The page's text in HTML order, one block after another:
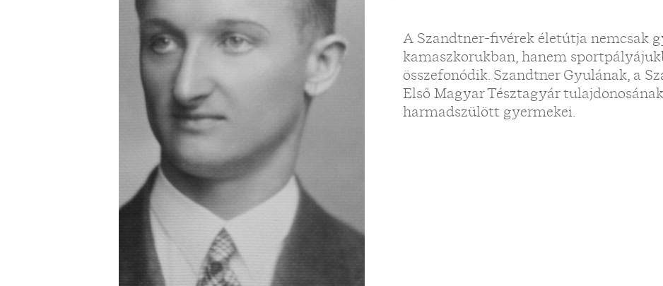
A Szandtner-fivérek életútja nemcsak
kamaszkorukban, hanem
összefonódik. Szandtner Gyulának, a
Első Magyar Tésztagyár
harmadszülött gyermekei.